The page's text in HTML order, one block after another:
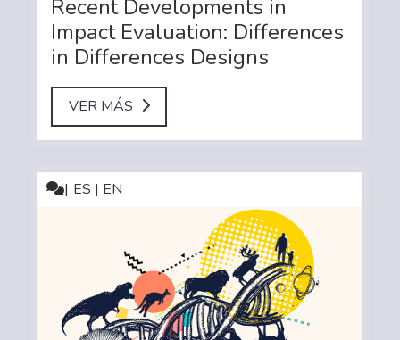
Recent Developments in
Impact Evaluation: Differences
in Differences Designs
VER MÁS
ES | EN